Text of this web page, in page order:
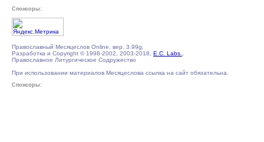
Спонсоры:
Православный Месяцеслов Online, вер. 3.99g.
Разработка и Copyright © 1998-2002, 2003-2018, E.C. Labs.
Православное Литургическое Содружество
При использовании материалов Месяцеслова ссылка на сайт обязательна.
Спонсоры: